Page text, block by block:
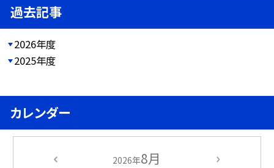
過去記事
2026年度
2025年度
カレンダー
2026年8月